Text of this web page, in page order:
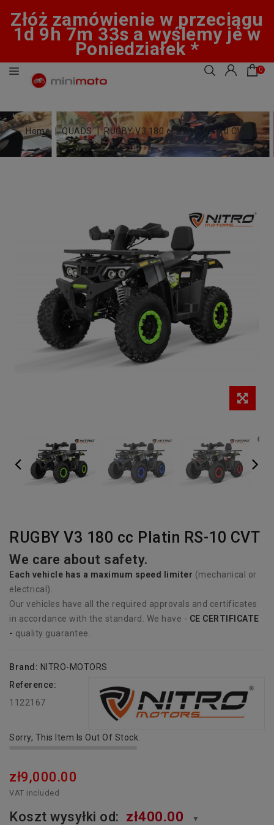
Złóż zamówienie w przeciągu
1d 9h 7m 32s a wyślemy je w
Poniedziałek *
0
Home QUADS RUGBY V3 180 cc Platin RS-10 CVT
RUGBY V3 180 cc Platin RS-10 CVT
We care about safety.
Each vehicle has a maximum speed limiter (mechanical or
electrical).
Our vehicles have all the required approvals and certificates
in accordance with the standard. We have - CE CERTIFICATE
- quality guarantee.
Brand: NITRO-MOTORS
Reference:
1122167
Sorry, This Item Is Out Of Stock.
zł9,000.00
VAT included
Koszt wysyłki od: zł400.00 ▼